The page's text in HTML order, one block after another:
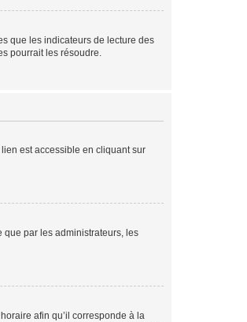
que les indicateurs de lecture des
pourrait les résoudre.
est accessible en cliquant sur
que par les administrateurs, les
afin qu’il corresponde à la